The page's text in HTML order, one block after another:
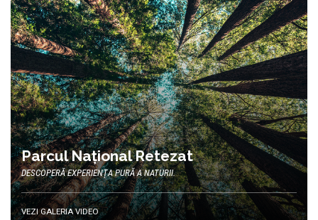
Parcul Național Retezat
DESCOPERĂ EXPERIENȚA PURĂ A NATURII.
VEZI GALERIA VIDEO